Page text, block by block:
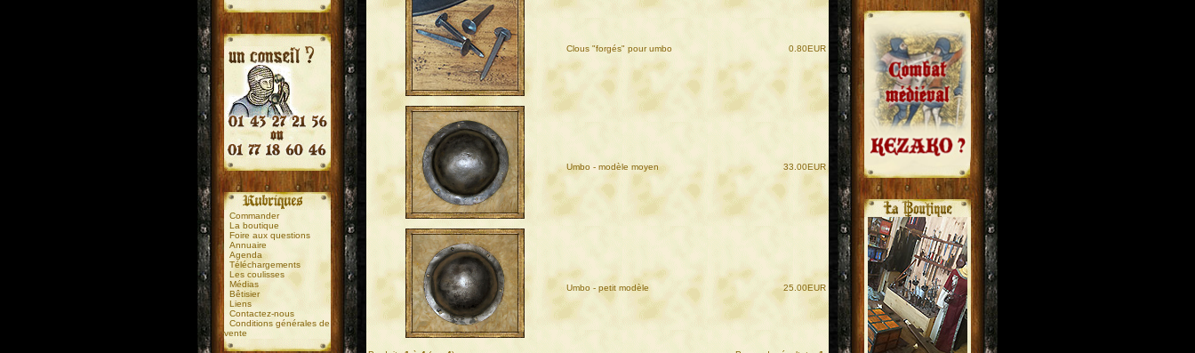
.
Commander
La boutique
Foire aux questions
Annuaire
Agenda
Téléchargements
Les coulisses
Médias
Bêtisier
Liens
Contactez-nous
Conditions générales de
vente
.
Clous "forgés" pour umbo 0.80EUR
Umbo - modèle moyen 33.00EUR
Umbo - petit modèle 25.00EUR
. .